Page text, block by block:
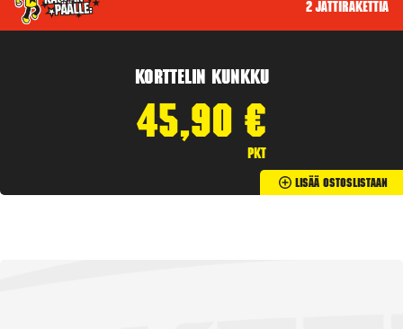
2 jättirakettia
Korttelin kunkku
45,90 €
pkt
Lisää Ostoslistaan